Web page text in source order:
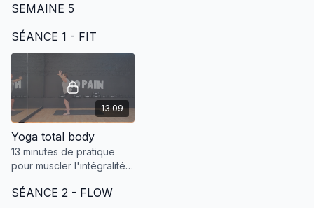
préserver sangle
SEMAINE 5
SÉANCE 1 - FIT
13:09
Yoga total body
13 minutes de pratique
pour muscler l'intégralité
SÉANCE 2 - FLOW